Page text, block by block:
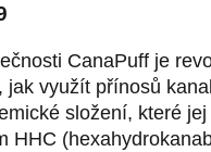
CanaPuff je
využít přínosů
složení, které
HHC